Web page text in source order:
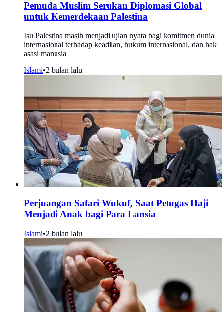
Pemuda Muslim Serukan Diplomasi Global
untuk Kemerdekaan Palestina
Isu Palestina masih menjadi ujian nyata bagi komitmen dunia
internasional terhadap keadilan, hukum internasional, dan hak
asasi manusia
Islami•2 bulan lalu
Perjuangan Safari Wukuf, Saat Petugas Haji
Menjadi Anak bagi Para Lansia
Islami•2 bulan lalu